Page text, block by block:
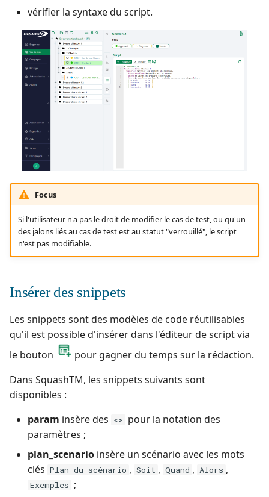
vérifier la syntaxe du script.
Focus
Si l'utilisateur n'a pas le droit de modifier le cas de test, ou qu'un
des jalons liés au cas de test est au statut "verrouillé", le script
n'est pas modifiable.
Insérer des snippets
Les snippets sont des modèles de code réutilisables
qu'il est possible d'insérer dans l'éditeur de script via
le bouton
pour gagner du temps sur la rédaction.
Dans SquashTM, les snippets suivants sont
disponibles :
param insère des <> pour la notation des
paramètres ;
plan_scenario insère un scénario avec les mots
clés Plan du scénario , Soit , Quand , Alors ,
Exemples ;